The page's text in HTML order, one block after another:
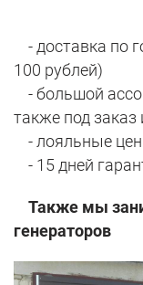
- доставка по
100 рублей)
- большой
также под заказ
- лояльные
- 15 дней
Также мы
генераторов